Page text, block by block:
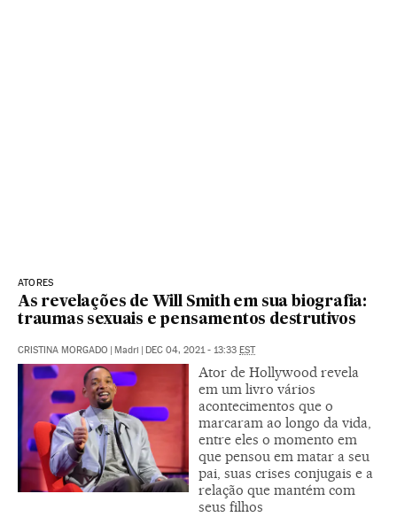
ATORES
As revelações de Will Smith em sua biografia:
traumas sexuais e pensamentos destrutivos
CRISTINA MORGADO Madri DEC 04, 2021 - 13:33 EST
Ator de Hollywood revela
em um livro vários
acontecimentos que o
marcaram ao longo da vida,
entre eles o momento em
que pensou em matar a seu
pai, suas crises conjugais e a
relação que mantém com
seus filhos